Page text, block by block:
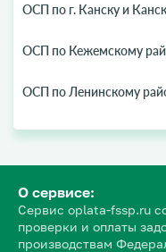
ОСП по г. Канску и
ОСП по Кежемскому
ОСП по Ленинскому
О сервисе:
Сервис oplata-fssp.ru
проверки и оплаты
производствам